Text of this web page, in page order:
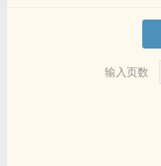
输入页数